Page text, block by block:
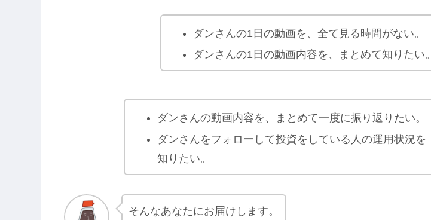
ダンさんの1日の動画を、全て見る時間がない。
ダンさんの1日の動画内容を、まとめて知りたい。
ダンさんの動画内容を、まとめて一度に振り返りたい。
ダンさんをフォローして投資をしている人の運用状況を
知りたい。
そんなあなたにお届けします。